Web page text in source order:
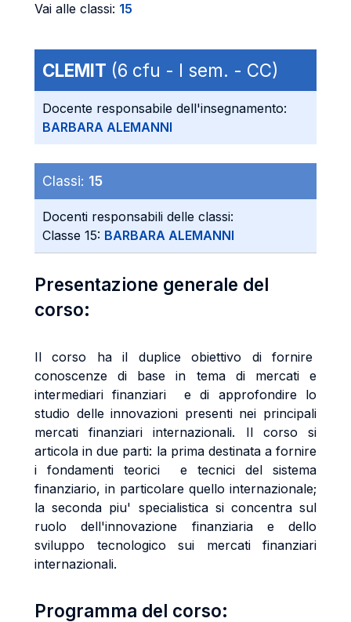
Vai alle classi: 15
CLEMIT (6 cfu - I sem. - CC)
Docente responsabile dell'insegnamento:
BARBARA ALEMANNI
Classi: 15
Docenti responsabili delle classi:
Classe 15: BARBARA ALEMANNI
Presentazione generale del
corso:
Il corso ha il duplice obiettivo di fornire
conoscenze di base in tema di mercati e
intermediari finanziari e di approfondire lo
studio delle innovazioni presenti nei principali
mercati finanziari internazionali. Il corso si
articola in due parti: la prima destinata a fornire
i fondamenti teorici e tecnici del sistema
finanziario, in particolare quello internazionale;
la seconda piu' specialistica si concentra sul
ruolo dell'innovazione finanziaria e dello
sviluppo tecnologico sui mercati finanziari
internazionali.
Programma del corso: